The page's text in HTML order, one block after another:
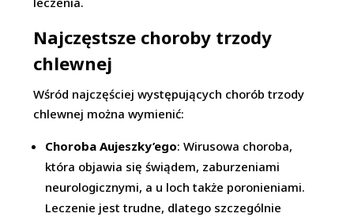
Najczęstsze choroby trzody
chlewnej
Wśród najczęściej występujących chorób trzody
chlewnej można wymienić:
Choroba Aujeszky’ego: Wirusowa choroba,
która objawia się świądem, zaburzeniami
neurologicznymi, a u loch także poronieniami.
Leczenie jest trudne, dlatego szczególnie